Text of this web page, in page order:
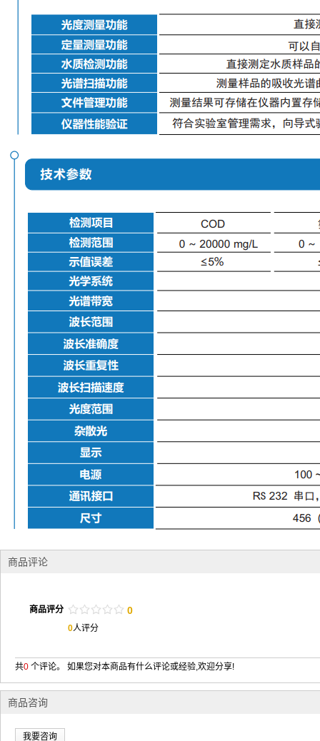
商品评论
商品评分 / / / / /
. . . . . 0
0人评分
共0 个评论。 如果您对本商品有什么评论或经验,欢迎分享!
商品咨询
我要咨询